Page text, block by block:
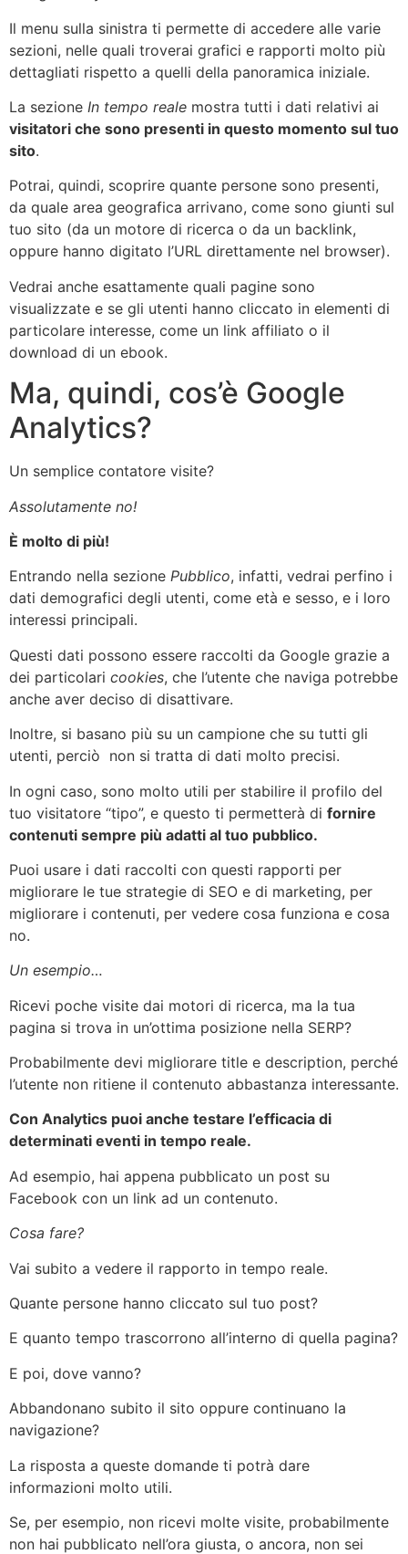
Il menu sulla sinistra ti permette di accedere alle varie
sezioni, nelle quali troverai grafici e rapporti molto più
dettagliati rispetto a quelli della panoramica iniziale.
La sezione In tempo reale mostra tutti i dati relativi ai
visitatori che sono presenti in questo momento sul tuo
sito.
Potrai, quindi, scoprire quante persone sono presenti,
da quale area geografica arrivano, come sono giunti sul
tuo sito (da un motore di ricerca o da un backlink,
oppure hanno digitato l’URL direttamente nel browser).
Vedrai anche esattamente quali pagine sono
visualizzate e se gli utenti hanno cliccato in elementi di
particolare interesse, come un link affiliato o il
download di un ebook.
Ma, quindi, cos’è Google
Analytics?
Un semplice contatore visite?
Assolutamente no!
È molto di più!
Entrando nella sezione Pubblico, infatti, vedrai perfino i
dati demografici degli utenti, come età e sesso, e i loro
interessi principali.
Questi dati possono essere raccolti da Google grazie a
dei particolari cookies, che l’utente che naviga potrebbe
anche aver deciso di disattivare.
Inoltre, si basano più su un campione che su tutti gli
utenti, perciò non si tratta di dati molto precisi.
In ogni caso, sono molto utili per stabilire il profilo del
tuo visitatore “tipo”, e questo ti permetterà di fornire
contenuti sempre più adatti al tuo pubblico.
Puoi usare i dati raccolti con questi rapporti per
migliorare le tue strategie di SEO e di marketing, per
migliorare i contenuti, per vedere cosa funziona e cosa
no.
Un esempio…
Ricevi poche visite dai motori di ricerca, ma la tua
pagina si trova in un’ottima posizione nella SERP?
Probabilmente devi migliorare title e description, perché
l’utente non ritiene il contenuto abbastanza interessante.
Con Analytics puoi anche testare l’efficacia di
determinati eventi in tempo reale.
Ad esempio, hai appena pubblicato un post su
Facebook con un link ad un contenuto.
Cosa fare?
Vai subito a vedere il rapporto in tempo reale.
Quante persone hanno cliccato sul tuo post?
E quanto tempo trascorrono all’interno di quella pagina?
E poi, dove vanno?
Abbandonano subito il sito oppure continuano la
navigazione?
La risposta a queste domande ti potrà dare
informazioni molto utili.
Se, per esempio, non ricevi molte visite, probabilmente
non hai pubblicato nell’ora giusta, o ancora, non sei